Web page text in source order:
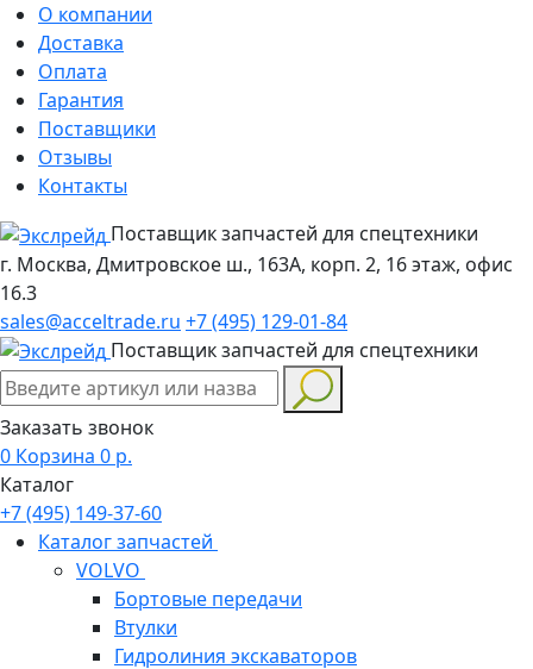
О компании
Доставка
Оплата
Гарантия
Поставщики
Отзывы
Контакты
Поставщик запчастей для спецтехники
г. Москва, Дмитровское ш., 163А, корп. 2, 16 этаж, офис
16.3
sales@acceltrade.ru +7 (495) 129-01-84
Поставщик запчастей для спецтехники
Заказать звонок
0 Корзина 0 р.
Каталог
+7 (495) 149-37-60
Каталог запчастей
VOLVO
Бортовые передачи
Втулки
Гидролиния экскаваторов